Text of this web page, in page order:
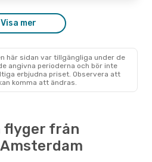
Visa mer
här sidan var tillgängliga under de
angivna perioderna och bör inte
erbjudna priset. Observera att
komma att ändras.
flyger från